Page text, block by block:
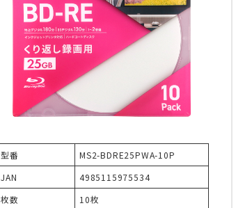
型番
MS2-BDRE25PWA-10P
JAN
4985115975534
枚数
10枚